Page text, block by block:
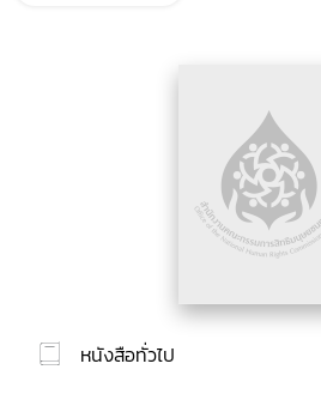
หนังสือทั่วไป